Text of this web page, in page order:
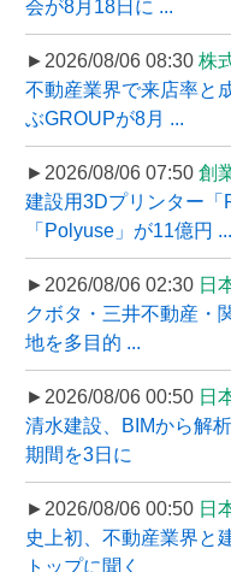
会が8月18日に ...
►2026/08/06 08:30 株
不動産業界で来店率と
ぶGROUPが8月 ...
►2026/08/06 07:50 創
建設用3Dプリンター「
「Polyuse」が11億円 ...
►2026/08/06 02:30 日
クボタ・三井不動産・
地を多目的 ...
►2026/08/06 00:50 日
清水建設、BIMから解
期間を3日に
►2026/08/06 00:50 日
史上初、不動産業界と
トップに聞く